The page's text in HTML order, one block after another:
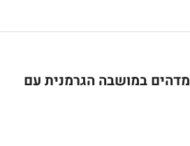
במושבה הגרמנית עם